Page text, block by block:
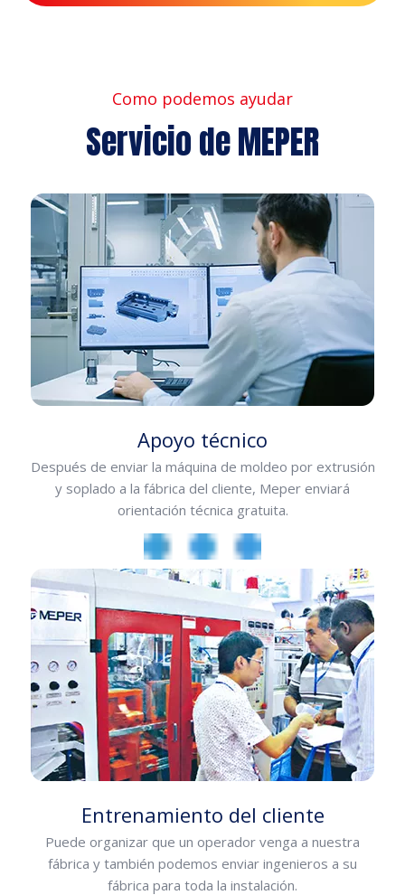
Como podemos ayudar
Servicio de MEPER
Apoyo técnico
Después de enviar la máquina de moldeo por extrusión
y soplado a la fábrica del cliente, Meper enviará
orientación técnica gratuita.
Entrenamiento del cliente
Puede organizar que un operador venga a nuestra
fábrica y también podemos enviar ingenieros a su
fábrica para toda la instalación.